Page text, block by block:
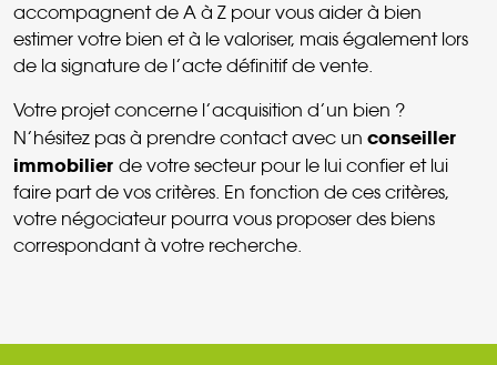
accompagnent de A à Z pour vous aider à bien
estimer votre bien et à le valoriser, mais également lors
de la signature de l’acte définitif de vente.
Votre projet concerne l’acquisition d’un bien ?
N’hésitez pas à prendre contact avec un conseiller
immobilier de votre secteur pour le lui confier et lui
faire part de vos critères. En fonction de ces critères,
votre négociateur pourra vous proposer des biens
correspondant à votre recherche.